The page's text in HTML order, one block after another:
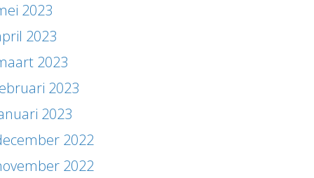
2023
2023
2023
2023
2023
2022
2022